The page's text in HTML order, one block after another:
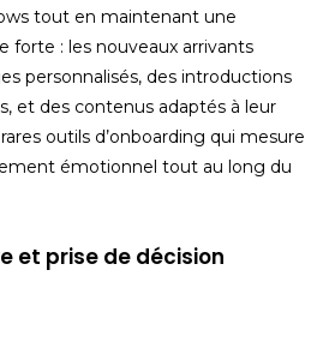
tout en maintenant une
forte : les nouveaux arrivants
personnalisés, des introductions
et des contenus adaptés à leur
outils d’onboarding qui mesure
émotionnel tout au long du
et prise de décision